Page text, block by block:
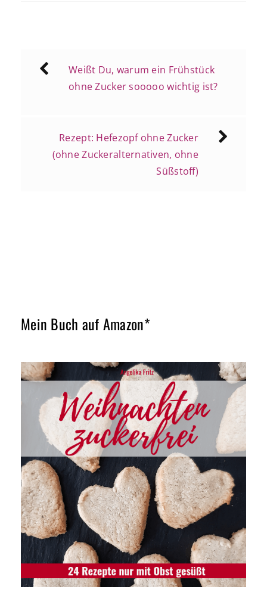
Beitragsnavigation
Weißt Du, warum ein Frühstück
ohne Zucker sooooo wichtig ist?
Rezept: Hefezopf ohne Zucker
(ohne Zuckeralternativen, ohne
Süßstoff)
Mein Buch auf Amazon*